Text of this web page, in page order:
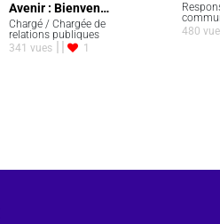
Avenir : Bienven…
Chargé / Chargée de
relations publiques
341 vues
1
480